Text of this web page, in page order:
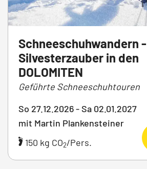
Schneeschuhwandern -
Silvesterzauber in den
DOLOMITEN
Geführte Schneeschuhtouren
So 27.12.2026 - Sa 02.01.2027
mit Martin Plankensteiner
150 kg CO2/Pers.